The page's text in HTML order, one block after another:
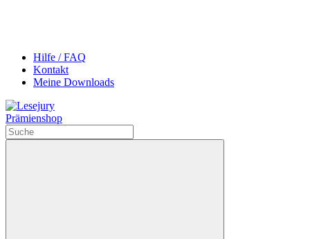
Hilfe / FAQ
Kontakt
Meine Downloads
Prämienshop